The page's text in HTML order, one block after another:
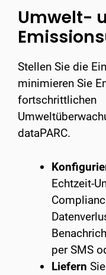
Umwelt-
Stellen Sie die
minimieren Sie
fortschrittlichen
dataPARC.
Echtzeit-
per SMS
Liefern